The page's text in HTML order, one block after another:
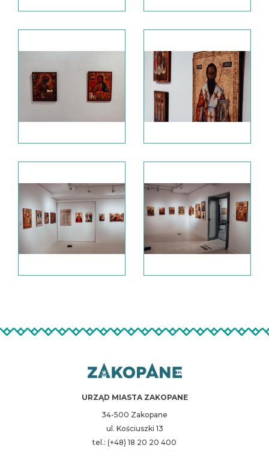
URZĄD MIASTA ZAKOPANE
34-500 Zakopane
ul. Kościuszki 13
tel.: (+48) 18 20 20 400